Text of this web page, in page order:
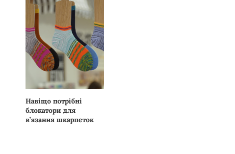
Навіщо потрібні
блокатори для
в’язання шкарпеток